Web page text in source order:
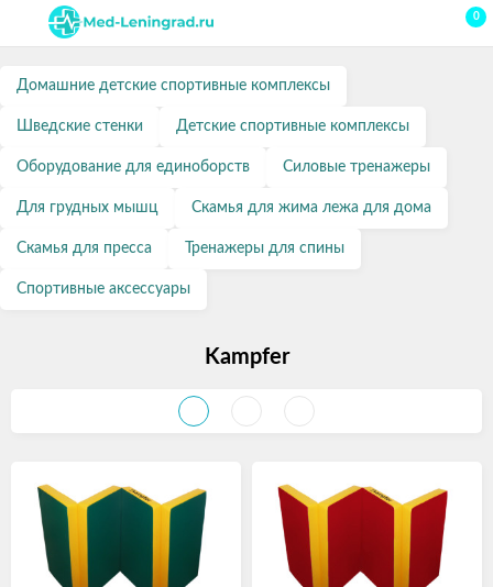
0
Домашние детские спортивные комплексы
Шведские стенки Детские спортивные комплексы
Оборудование для единоборств Силовые тренажеры
Для грудных мышц Скамья для жима лежа для дома
Скамья для пресса Тренажеры для спины
Спортивные аксессуары
Kampfer